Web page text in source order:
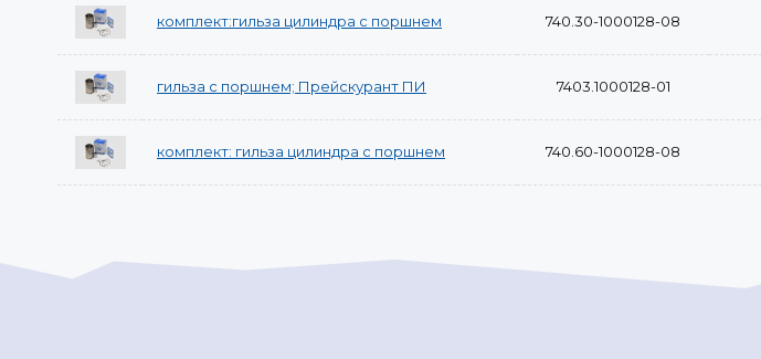
комплект:гильза цилиндра с поршнем 740.30-1000128-08
гильза с поршнем; Прейскурант ПИ 7403.1000128-01
комплект: гильза цилиндра с поршнем 740.60-1000128-08